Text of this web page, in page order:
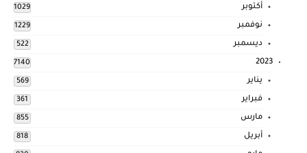
أكتوبر 1029
نوفمبر 1229
ديسمبر 522
2023
7140
يناير 569
فبراير 361
مارس 855
أبريل 818